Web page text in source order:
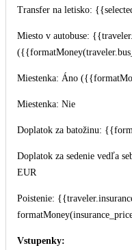
Transfer na letisko:
Miesto v autobuse:
Miestenka: Áno
Miestenka: Nie
Doplatok za batožinu:
Doplatok za sedenie vedľa
EUR
Poistenie:
Vstupenky: